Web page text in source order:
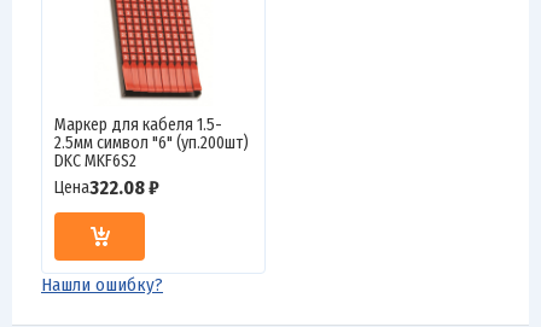
Маркер для кабеля 1.5-
2.5мм символ "6" (уп.200шт)
DKC MKF6S2
Цена322.08 ₽
Нашли ошибку?